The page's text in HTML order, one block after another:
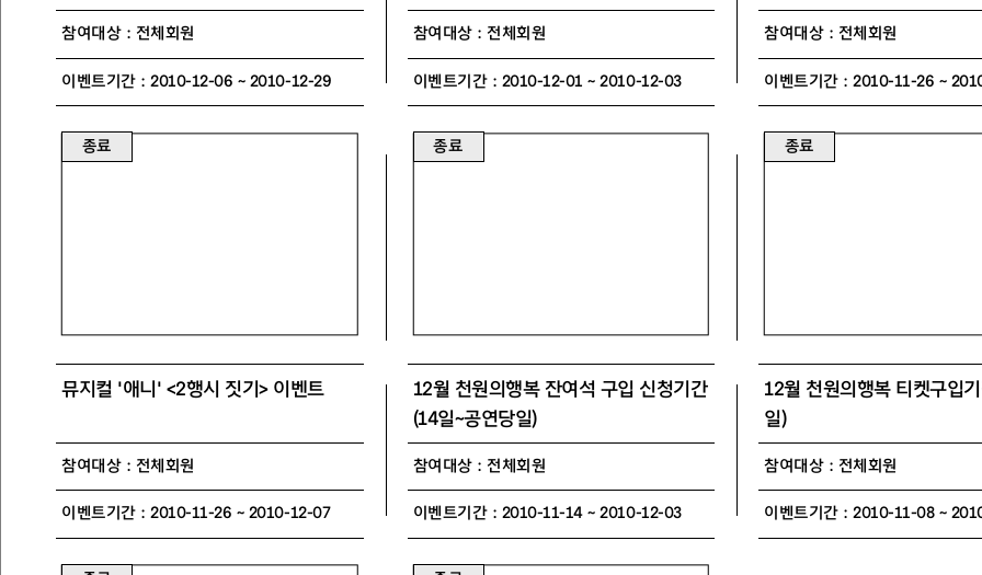
참여대상 : 전체회원
이벤트기간 : 2010-12-06 ~ 2010-12-29
참여대상 : 전체회원
이벤트기간 : 2010-12-01 ~ 2010-12-03
참여대상 : 전체회원
이벤트기간 : 2010-11-26 ~
종료
뮤지컬 '애니' <2행시 짓기> 이벤트
참여대상 : 전체회원
이벤트기간 : 2010-11-26 ~ 2010-12-07
종료
12월 천원의행복 잔여석 구입 신청기간
(14일~공연당일)
참여대상 : 전체회원
이벤트기간 : 2010-11-14 ~ 2010-12-03
종료
12월 천원의행복 티켓구입
일)
참여대상 : 전체회원
이벤트기간 : 2010-11-08 ~